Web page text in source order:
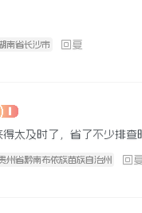
南省长沙市 回复
太及时了，省了不少排查
州省黔南布依族苗族自治州 回